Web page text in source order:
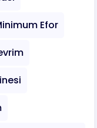
Efor